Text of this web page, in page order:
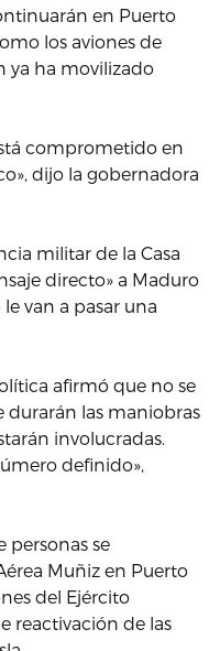
en Puerto
los aviones de
ya ha movilizado
comprometido en
dijo la gobernadora
militar de la Casa
directo» a Maduro
van a pasar una
afirmó que no se
las maniobras
involucradas.
definido»,
personas se
Muñiz en Puerto
del Ejército
reactivación de las